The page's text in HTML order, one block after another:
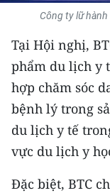
KIỂM CHỨNG
TRI THỨC
54 DÂN TỘC VIỆT
CHƯƠNG TRÌNH
MỘT SẢN PHẨM
RADIO
Công ty lữ
Tại Hội nghị,
phẩm du lịch y
hợp chăm sóc
bệnh lý trong
du lịch y tế
vực du lịch y
Đặc biệt, BTC